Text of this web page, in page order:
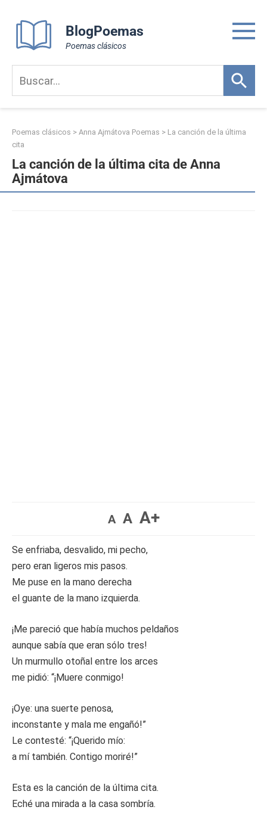
content
BlogPoemas
Poemas clásicos
Poemas clásicos > Anna Ajmátova Poemas > La canción de la última
cita
La canción de la última cita de Anna
Ajmátova
A A A+
Se enfriaba, desvalido, mi pecho,
pero eran ligeros mis pasos.
Me puse en la mano derecha
el guante de la mano izquierda.
¡Me pareció que había muchos peldaños
aunque sabía que eran sólo tres!
Un murmullo otoñal entre los arces
me pidió: “¡Muere conmigo!
¡Oye: una suerte penosa,
inconstante y mala me engañó!”
Le contesté: “¡Querido mío:
a mí también. Contigo moriré!”
Esta es la canción de la última cita.
Eché una mirada a la casa sombría.